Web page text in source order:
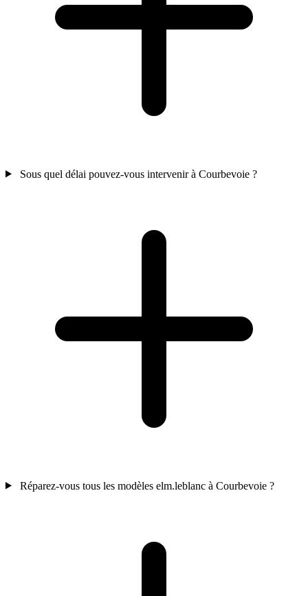
Sous quel délai pouvez-vous intervenir à Courbevoie ?
Réparez-vous tous les modèles elm.leblanc à Courbevoie ?